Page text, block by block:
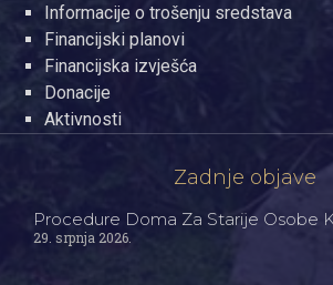
Informacije o trošenju sredstava
Financijski planovi
Financijska izvješća
Donacije
Aktivnosti
Zadnje objave
Procedure Doma Za Starije Osobe
29. srpnja 2026.